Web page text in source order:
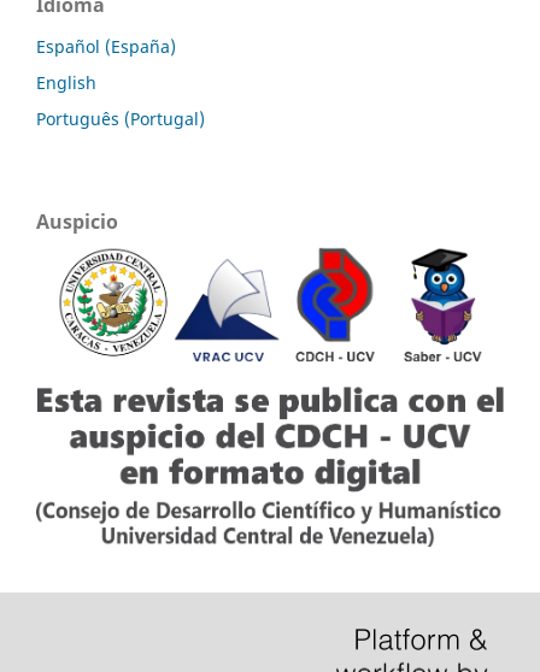
Español (España)
English
Português (Portugal)
Auspicio